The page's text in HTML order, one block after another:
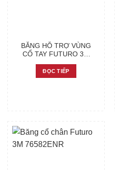
BĂNG HỖ TRỢ VÙNG
CỔ TAY FUTURO 3M
ĐỌC TIẾP